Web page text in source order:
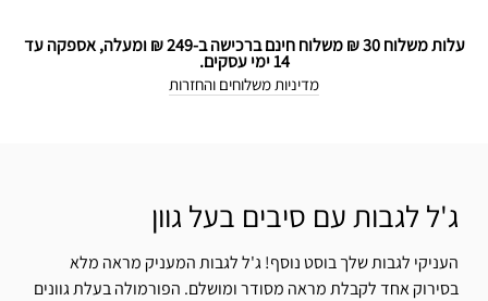
עלות משלוח 30 ₪ משלוח חינם ברכישה ב-249 ₪ ומעלה, אספקה עד
14 ימי עסקים.
מדיניות משלוחים והחזרות
ג'ל לגבות עם סיבים בעל גוון
העניקי לגבות שלך בוסט נוסף! ג'ל לגבות המעניק מראה מלא
בסירוק אחד לקבלת מראה מסודר ומושלם. הפורמולה בעלת גוונים